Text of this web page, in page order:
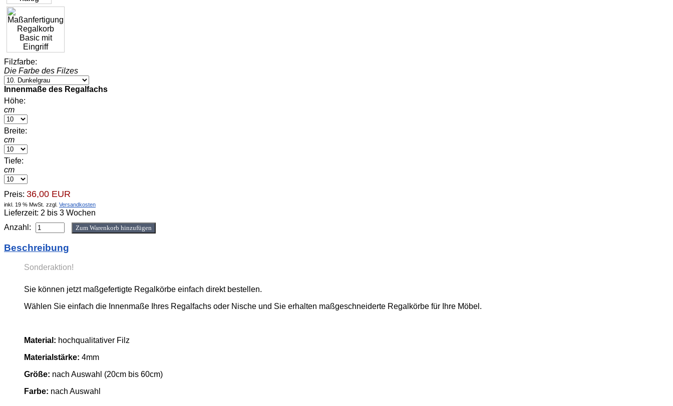
Filzfarbe:
Die Farbe des Filzes
Innenmaße des Regalfachs
Höhe:
cm
Breite:
cm
Tiefe:
cm
Preis: 36,00 EUR
inkl. 19 % MwSt. zzgl. Versandkosten
Lieferzeit: 2 bis 3 Wochen
Anzahl:
Beschreibung
Sonderaktion!
Sie können jetzt maßgefertigte Regalkörbe einfach direkt bestellen.
Wählen Sie einfach die Innenmaße Ihres Regalfachs oder Nische und Sie erhalten maßgeschneiderte Regalkörbe für Ihre Möbel.
Material: hochqualitativer Filz
Materialstärke: 4mm
Größe: nach Auswahl (20cm bis 60cm)
Farbe: nach Auswahl